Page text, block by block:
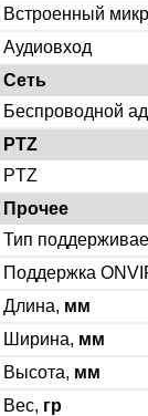
Встроенный
Аудиовход
Сеть
Беспроводной
PTZ
PTZ
Прочее
Тип
Поддержка
Длина, мм
Ширина, мм
Высота, мм
Вес, гр